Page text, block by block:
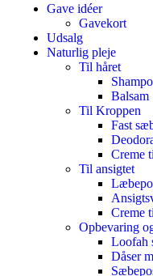
Gave idéer
Gavekort
Udsalg
Naturlig pleje
Til håret
Balsam
Til Kroppen
Fast
Creme
Til ansigtet
Creme
Opbevaring
Loofah
Dåser